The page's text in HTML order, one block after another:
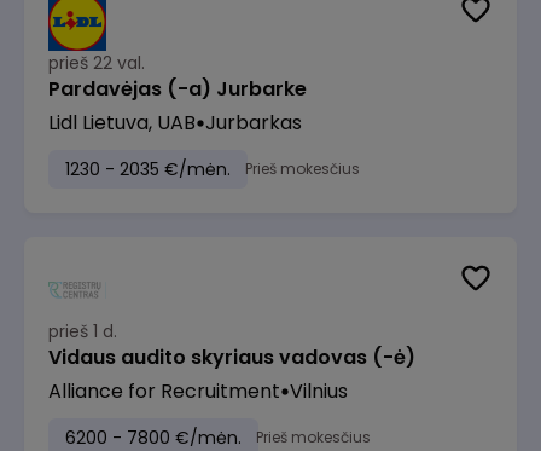
prieš 22 val.
Pardavėjas (-a) Jurbarke
Lidl Lietuva, UAB Jurbarkas
1230 - 2035 €/mėn. Prieš mokesčius
prieš 1 d.
Vidaus audito skyriaus vadovas (-ė)
Alliance for Recruitment Vilnius
6200 - 7800 €/mėn. Prieš mokesčius